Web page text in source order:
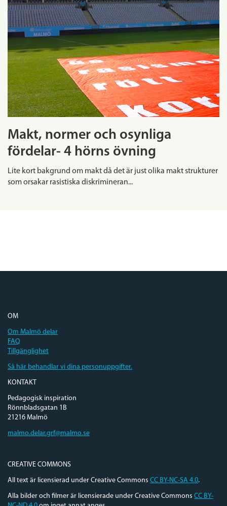
Makt, normer och osynliga
fördelar- 4 hörns övning
Lite kort bakgrund om makt då det är just olika makt strukturer
som orsakar rasistiska diskrimineran...
OM
Om Malmö delar
FAQ
Tillgänglighet
Så här behandlar vi dina personuppgifter.
KONTAKT
Pedagogisk inspiration
Rönnbladsgatan 1B
21216 Malmö
malmo.delar.grf@malmo.se
CREATIVE COMMONS
All text är licensierad under Creative Commons CC BY-NC-SA 4.0.
Alla bilder och filmer är licensierade under Creative Commons CC BY-